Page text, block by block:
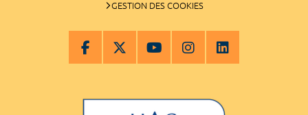
GESTION DES COOKIES